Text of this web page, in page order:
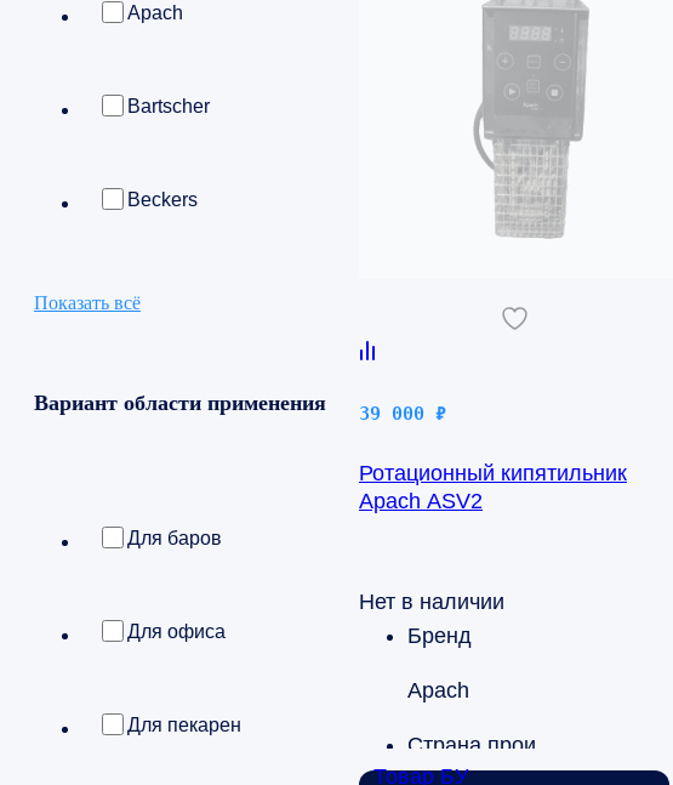
Apach
Bartscher
Beckers
Показать всё
Вариант области применения
Для баров
Для офиса
Для пекарен
Товар БУ
39 000 ₽
Ротационный кипятильник
Apach ASV2
Нет в наличии
Бренд
Apach